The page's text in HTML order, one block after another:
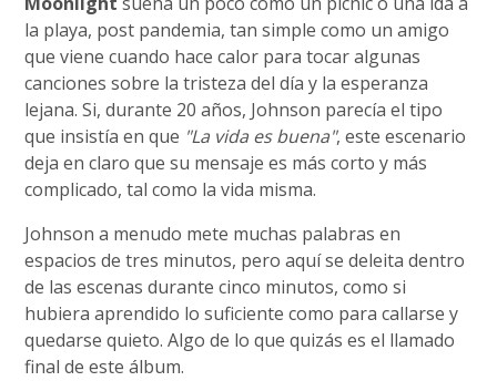
la playa, post pandemia, tan simple como un amigo
que viene cuando hace calor para tocar algunas
canciones sobre la tristeza del día y la esperanza
lejana. Si, durante 20 años, Johnson parecía el tipo
que insistía en que "La vida es buena", este escenario
deja en claro que su mensaje es más corto y más
complicado, tal como la vida misma.
Johnson a menudo mete muchas palabras en
espacios de tres minutos, pero aquí se deleita dentro
de las escenas durante cinco minutos, como si
hubiera aprendido lo suficiente como para callarse y
quedarse quieto. Algo de lo que quizás es el llamado
final de este álbum.